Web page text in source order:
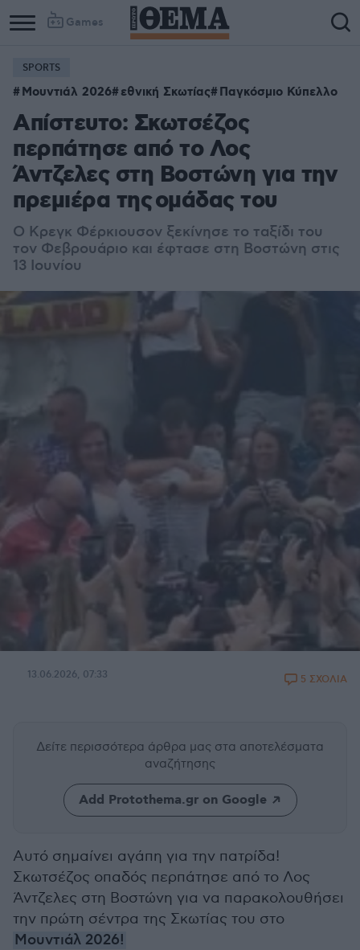
Games
SPORTS
Μουντιάλ 2026 εθνική Σκωτίας Παγκόσμιο Κύπελλο
Απίστευτο: Σκωτσέζος
περπάτησε από το Λος
Άντζελες στη Βοστώνη για την
πρεμιέρα της ομάδας του
Ο Κρεγκ Φέρκιουσον ξεκίνησε το ταξίδι του
τον Φεβρουάριο και έφτασε στη Βοστώνη στις
13 Ιουνίου
13.06.2026, 07:33 5 ΣΧΟΛΙΑ
Δείτε περισσότερα άρθρα μας στα αποτελέσματα
αναζήτησης
Add Protothema.gr on Google
Αυτό σημαίνει αγάπη για την πατρίδα!
Σκωτσέζος οπαδός περπάτησε από το Λος
Άντζελες στη Βοστώνη για να παρακολουθήσει
την πρώτη σέντρα της Σκωτίας του στο
Μουντιάλ 2026!